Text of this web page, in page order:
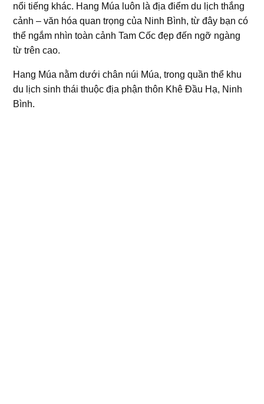
nổi tiếng khác. Hang Múa luôn là địa điểm du lịch thắng
cảnh – văn hóa quan trọng của Ninh Bình, từ đây bạn có
thể ngắm nhìn toàn cảnh Tam Cốc đẹp đến ngỡ ngàng
từ trên cao.
Hang Múa nằm dưới chân núi Múa, trong quần thể khu
du lịch sinh thái thuộc địa phận thôn Khê Đầu Hạ, Ninh
Bình.